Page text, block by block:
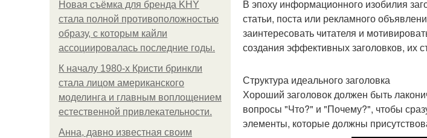
Новая съёмка для бренда KHY
стала полной противоположностью
образу, с которым кайли
ассоциировалась последние годы.
К началу 1980-х Кристи бринкли
стала лицом американского
моделинга и главным воплощением
естественной привлекательности.
Анна, давно известная своим
В эпоху информационного изобилия
статьи, поста или рекламного
заинтересовать читателя и
создания эффективных заголовков, их
Структура идеального заголовка
Хороший заголовок должен быть
вопросы "Что?" и "Почему?", чтобы
элементы, которые должны